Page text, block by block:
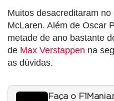
Muitos desacreditaram
McLaren. Além de Oscar
metade de ano bastante
de Max Verstappen na
as dúvidas.
Faça o